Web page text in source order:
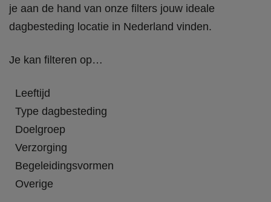
je aan de hand van onze filters jouw ideale
dagbesteding locatie in Nederland vinden.
Je kan filteren op…
Leeftijd
Type dagbesteding
Doelgroep
Verzorging
Begeleidingsvormen
Overige